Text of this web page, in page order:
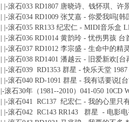
| | |-滚石033 RD1807 唐晓诗、钱怀琪、
| | |-滚石034 RD1009 张艾嘉 - 你爱我吗[韩
| | |-滚石035 RR133 纪宏仁 - MIDI音乐盒
| | |-滚石036 RD1014 黄韵玲 - 忧伤男孩 台
| | |-滚石037 RD1012 李宗盛 - 生命中的精
| | |-滚石038 RD1401 潘越云 - 旧爱新欢[台
| | |-滚石039 RD1353 群星 - 快乐天堂 1987
| | |-滚石040 RD-1091 群星 - 我有话要说[
| |-滚石30年（1981--2010）041-050 10CD
| | |-滚石041 RC137 纪宏仁 - 我的心里只
| | |-滚石042 RC143 RR143 群星 - 电影